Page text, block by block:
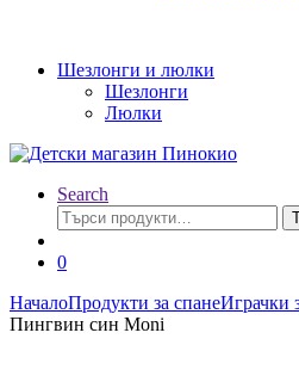
Шезлонги и люлки
Шезлонги
Люлки
Search
Търсене
за:
0
НачалоПродукти за спанеИграчки
Пингвин син Moni